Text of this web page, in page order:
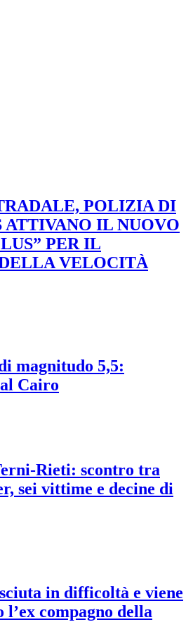
POLIZIA DI
ATTIVANO IL NUOVO
PER IL
VELOCITÀ
magnitudo 5,5:
Cairo
Rieti: scontro tra
sei vittime e decine di
in difficoltà e viene
compagno della